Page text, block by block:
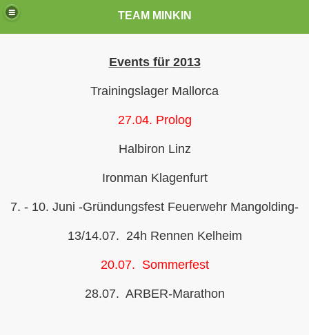
TEAM MINKIN
Events für 2013
Trainingslager Mallorca
27.04. Prolog
Halbiron Linz
Ironman Klagenfurt
7. - 10. Juni -Gründungsfest Feuerwehr Mangolding-
13/14.07. 24h Rennen Kelheim
20.07. Sommerfest
28.07. ARBER-Marathon